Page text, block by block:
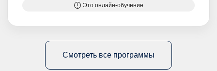
Это онлайн-обучение
Смотреть все программы